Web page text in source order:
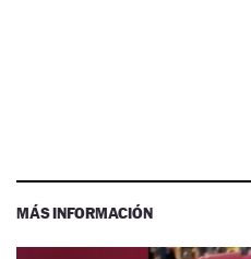
MÁS INFORMACIÓN